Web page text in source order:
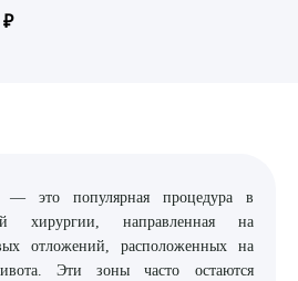
₽
— это популярная процедура в
хирургии, направленная на
отложений, расположенных на
Эти зоны часто остаются